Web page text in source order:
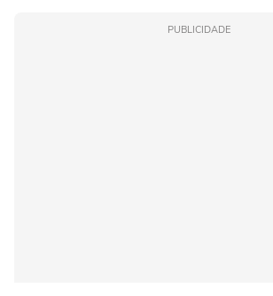
PUBLICIDADE